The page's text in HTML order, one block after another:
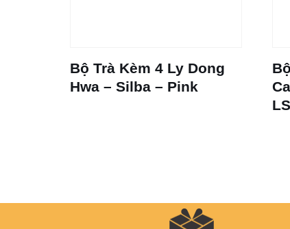
Bộ Trà Kèm 4 Ly Dong
Hwa – Silba – Pink